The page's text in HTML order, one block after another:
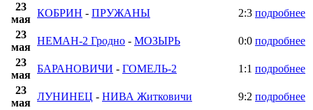
23
мая
КОБРИН - ПРУЖАНЫ 2:3 подробнее
23
мая
НЕМАН-2 Гродно - МОЗЫРЬ 0:0 подробнее
23
мая
БАРАНОВИЧИ - ГОМЕЛЬ-2 1:1 подробнее
23
мая
ЛУНИНЕЦ - НИВА Житковичи 9:2 подробнее